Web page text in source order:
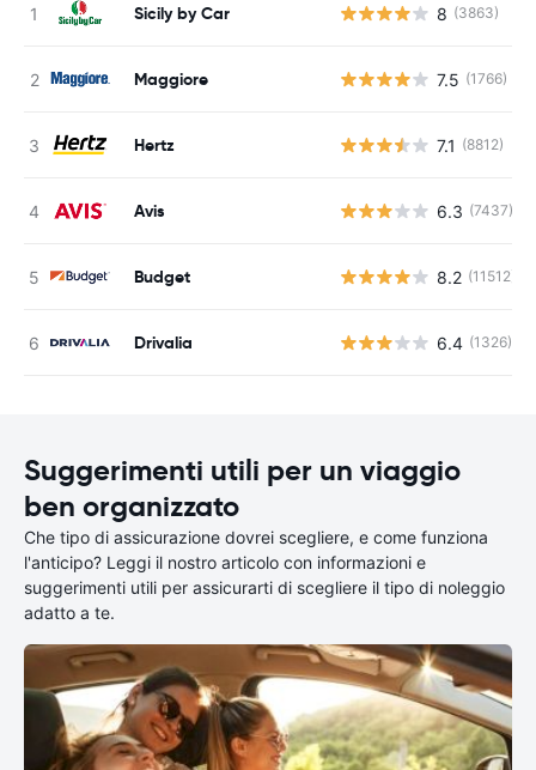
Sicily by Car 8 (3863)
Maggiore 7.5 (1766)
Hertz 7.1 (8812)
Avis 6.3 (7437)
Budget 8.2 (11512)
Drivalia 6.4 (1326)
Suggerimenti utili per un viaggio
ben organizzato
Che tipo di assicurazione dovrei scegliere, e come funziona
l'anticipo? Leggi il nostro articolo con informazioni e
suggerimenti utili per assicurarti di scegliere il tipo di noleggio
adatto a te.